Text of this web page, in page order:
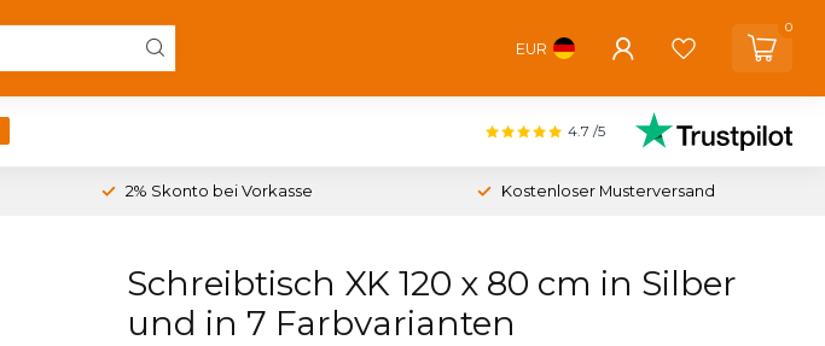
EUR
0
4.7 /5
2% Skonto bei Vorkasse Kostenloser Musterversand
Schreibtisch XK 120 x 80 cm in Silber
und in 7 Farbvarianten